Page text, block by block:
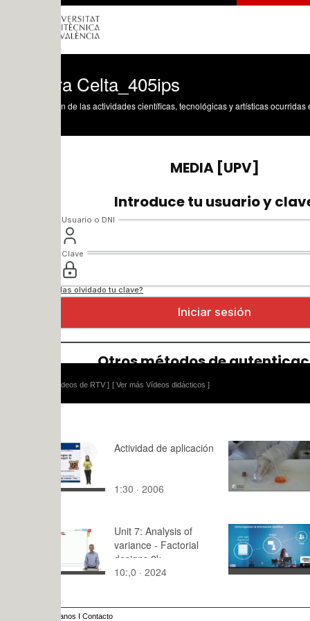
Celta_405ips
de las actividades científicas, tecnológicas y artísticas ocurridas en los tres
[ Ver más Vídeos didácticos ]
Actividad de aplicación
1:30 · 2006
dissolució
d'un sòlid
2:21 · 2015
Unit 7: Analysis of
variance - Factorial
designs 2k
10:,0 · 2024
Cómo
4:17 · 2021